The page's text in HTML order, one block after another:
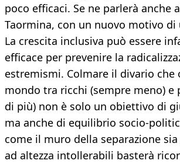
poco efficaci. Se ne parlerà anche
Taormina, con un nuovo motivo di
La crescita inclusiva può essere
efficace per prevenire la
estremismi. Colmare il divario che
mondo tra ricchi (sempre meno) e
di più) non è solo un obiettivo di
ma anche di equilibrio socio-
come il muro della separazione
ad altezza intollerabili basterà